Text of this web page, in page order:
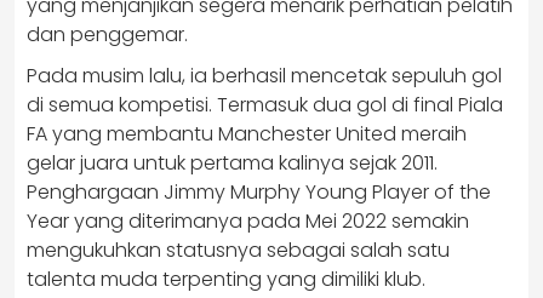
dan penggemar.
Pada musim lalu, ia berhasil mencetak sepuluh gol
di semua kompetisi. Termasuk dua gol di final Piala
FA yang membantu Manchester United meraih
gelar juara untuk pertama kalinya sejak 2011.
Penghargaan Jimmy Murphy Young Player of the
Year yang diterimanya pada Mei 2022 semakin
mengukuhkan statusnya sebagai salah satu
talenta muda terpenting yang dimiliki klub.